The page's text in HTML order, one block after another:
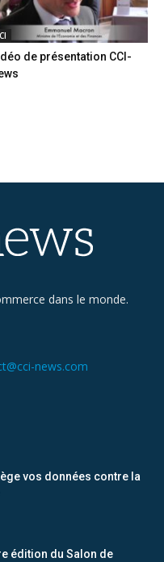
de présentation CCI-
dans le monde.
news.com
vos données contre la
édition du Salon de